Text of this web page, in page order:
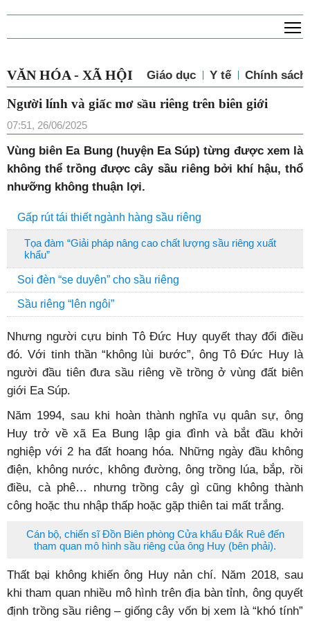
VĂN HÓA - XÃ HỘI Giáo dục Y tế Chính sách
Người lính và giấc mơ sầu riêng trên biên giới
07:51, 26/06/2025
Vùng biên Ea Bung (huyện Ea Súp) từng được xem là
không thể trồng được cây sầu riêng bởi khí hậu, thổ
nhưỡng không thuận lợi.
Gấp rút tái thiết ngành hàng sầu riêng
Tọa đàm “Giải pháp nâng cao chất lượng sầu riêng xuất
khẩu”
Soi đèn “se duyên” cho sầu riêng
Sầu riêng “lên ngôi”
Nhưng người cựu binh Tô Đức Huy quyết thay đổi điều
đó. Với tinh thần “không lùi bước”, ông Tô Đức Huy là
người đầu tiên đưa sầu riêng về trồng ở vùng đất biên
giới Ea Súp.
Năm 1994, sau khi hoàn thành nghĩa vụ quân sự, ông
Huy trở về xã Ea Bung lập gia đình và bắt đầu khởi
nghiệp với 2 ha đất hoang hóa. Những ngày đầu không
điện, không nước, không đường, ông trồng lúa, bắp, rồi
điều, cà phê… nhưng trồng cây gì cũng không thành
công hoặc thu nhập thấp hoặc gặp thiên tai mất trắng.
Cán bộ, chiến sĩ Đồn Biên phòng Cửa khẩu Đắk Ruê đến
tham quan mô hình sầu riêng của ông Huy (bên phải).
Thất bại không khiến ông Huy nản chí. Năm 2018, sau
khi tham quan nhiều mô hình trên địa bàn tỉnh, ông quyết
định trồng sầu riêng – giống cây vốn bị xem là “khó tính”